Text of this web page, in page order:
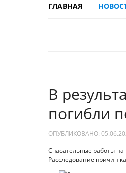
ГЛАВНАЯ
В
погибли
ОПУБЛИКОВАНО:
Спасательные работы
Расследование причин